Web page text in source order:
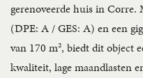
gerenoveerde huis in
(DPE: A / GES: A) en een
van 170 m², biedt dit object
kwaliteit, lage maandlasten